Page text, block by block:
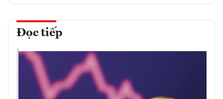
Đọc tiếp